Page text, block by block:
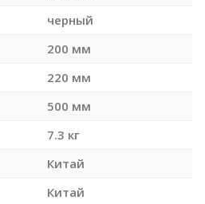
черный
200 мм
220 мм
500 мм
7.3 кг
Китай
Китай